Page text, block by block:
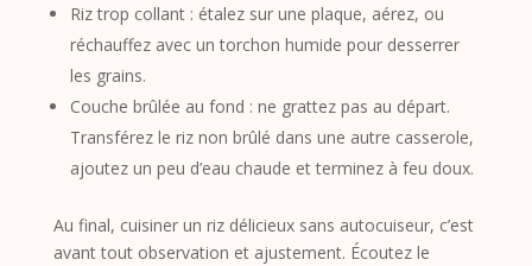
Riz trop collant : étalez sur une plaque, aérez, ou
réchauffez avec un torchon humide pour desserrer
les grains.
Couche brûlée au fond : ne grattez pas au départ.
Transférez le riz non brûlé dans une autre casserole,
ajoutez un peu d’eau chaude et terminez à feu doux.
Au final, cuisiner un riz délicieux sans autocuiseur, c’est
avant tout observation et ajustement. Écoutez le